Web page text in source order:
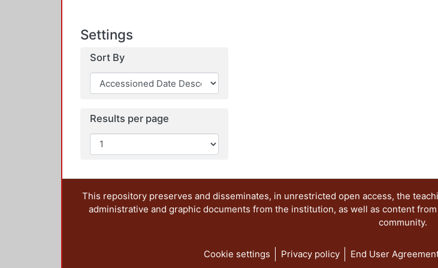
Settings
Sort By
Results per page
This repository preserves and disseminates, in unrestricted open access, the
administrative and graphic documents from the institution, as well as content
community.
Cookie settings Privacy policy End User